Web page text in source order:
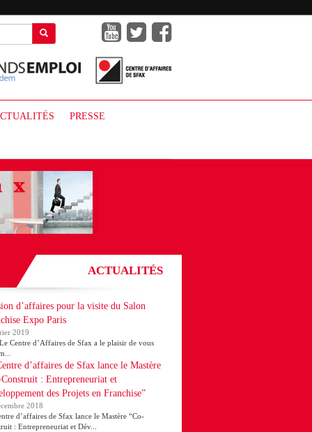
PRESSE
ACTUALITÉS
d’affaires pour la visite du Salon
Expo Paris
2019
d’Affaires de Sfax a le plaisir de vous
d’affaires de Sfax lance le Mastère
Construit : Entrepreneuriat et
des Projets en Franchise”
2018
d’affaires de Sfax lance le Mastère “Co-
: Entrepreneuriat et Dév...